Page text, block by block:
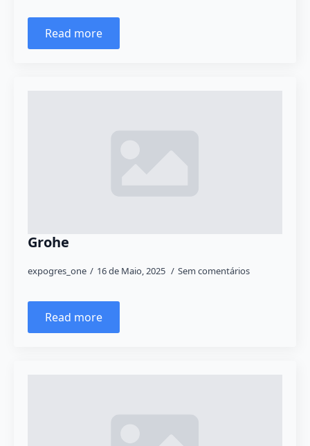
Read more
Grohe
expogres_one 16 de Maio, 2025 Sem comentários
Read more